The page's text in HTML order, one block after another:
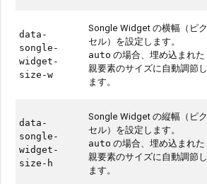
data-
songle-
widget-
size-w
Songle Widget の横幅（ピク
セル）を設定します。
auto の場合、埋め込まれた
親要素のサイズに自動調節し
ます。
data-
songle-
widget-
size-h
Songle Widget の縦幅（ピク
セル）を設定します。
auto の場合、埋め込まれた
親要素のサイズに自動調節し
ます。